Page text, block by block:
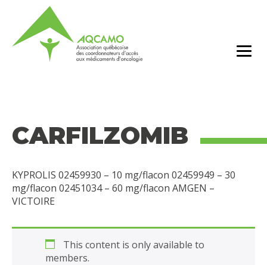
CARFILZOMIB
KYPROLIS 02459930 – 10 mg/flacon 02459949 – 30
mg/flacon 02451034 – 60 mg/flacon AMGEN –
VICTOIRE
This content is only available to
members.